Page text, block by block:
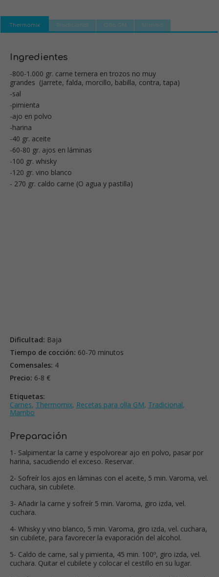
Thermomix Tradicional Olla GM Mambo
Ingredientes
-800-1.000 gr. carne ternera en trozos no muy
grandes (Jarrete, falda, morcillo, babilla, contra, tapa)
-sal
-pimienta
-ajo en polvo
-harina
-40 gr. aceite
-60-80 gr. ajos en láminas
-100 gr. whisky
-120 gr. vino blanco
- 270 gr. caldo carne (O agua y pastilla)
Dificultad: Baja
Tiempo de cocción: 60-70 minutos
Comensales: 4
Precio: 6-8 €
Etiquetas:
Carnes, Thermomix, Recetas para olla GM, Tradicional,
Mambo
Preparación
1- Salpimentar la carne y espolvorear ajo en polvo, pasar por
harina, sacudiendo el exceso. Reservar.
2- Sofreír los ajos en láminas con el aceite, 5 min. Varoma, vel.
cuchara, sin cubilete.
3- Añadir la carne y sofreír 5 min. Varoma, giro izda, vel.
cuchara.
4- Whisky y vino blanco, 5 min. Varoma, giro izda, vel. cuchara,
sin cubilete, para favorecer la evaporación del alcohol.
5- Caldo de carne, sal y pimienta, 45 min. 100º, giro izda, vel.
cuchara. Quitar el cubilete y colocar el cestillo en su lugar.